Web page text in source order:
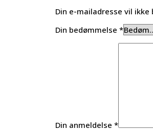
Din e-mailadresse vil ikke
Din bedømmelse*
Din anmeldelse*